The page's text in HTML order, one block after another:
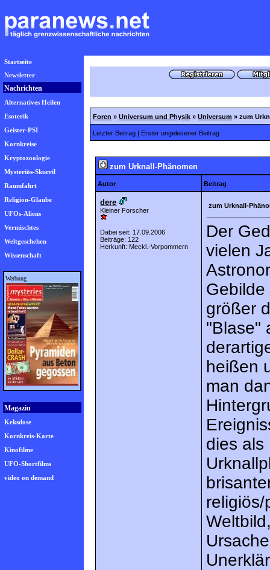
Startseite
Newsletter
Nachrichten
Alternatives Heilen
Esoterik
Geister-PSI
Kornkreise
Kryptozoologie
Mysteriös-Skurril
Raumfahrt
Religion-Glaube
UFOs-Aliens
Vermischtes
Weltgeschehen
Wissenschaft
Werbung
Magazin
Keksdose
Kornkreis-Karte
Kinofilme
UFO-Shortfilms
video on demand
Foren » Universum und Physik » Universum » zum
Letzter Beitrag | Erster ungelesener Beitrag
zum Urknall-Phänomen
Autor Beitrag
dere
Kleiner Forscher
Dabei seit: 17.09.2006
Beiträge: 122
Herkunft: Meckl.-Vorpommern
zum Urknall-
Der
vielen
größer
"Blase"
heißen
man
dies als